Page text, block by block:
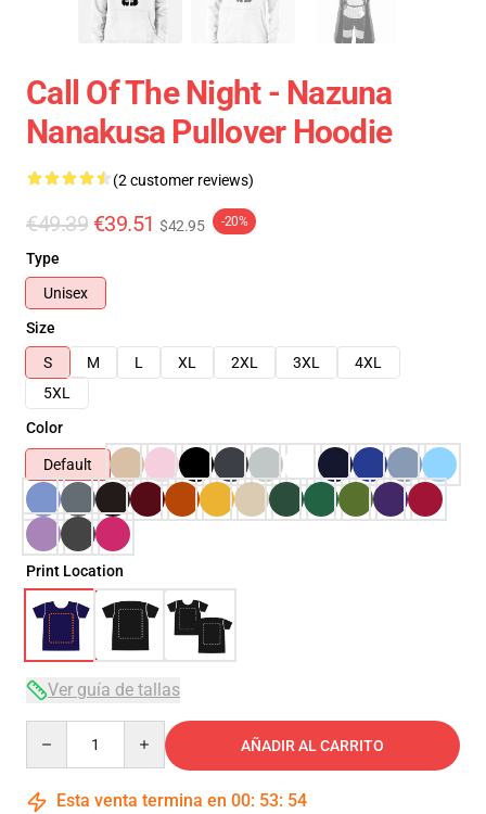
Call Of The Night - Nazuna
Nanakusa Pullover Hoodie
(2 customer reviews)
€49.39 €39.51 $42.95 -20%
Type
Unisex
Size
S
M L XL 2XL 3XL
4XL
5XL
Color
Default
Print Location
Ver guía de tallas
AÑADIR AL CARRITO
Esta venta termina en 00: 53: 54